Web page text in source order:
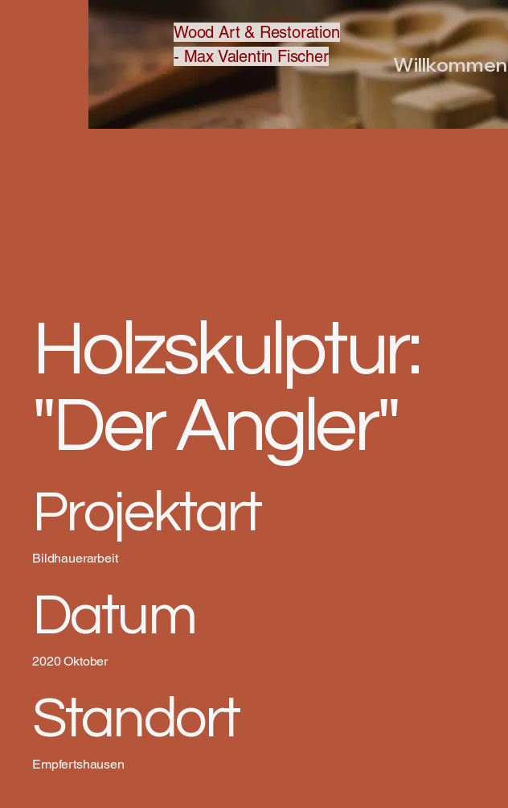
Wood Art & Restoration
- Max Valentin Fischer
Willkommen
Holzskulptur:
"Der Angler"
Projektart
Bildhauerarbeit
Datum
2020 Oktober
Standort
Empfertshausen